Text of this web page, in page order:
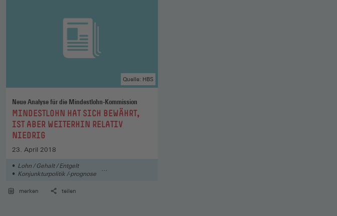
Neue Analyse für die Mindestlohn-Kommission
:MINDESTLOHN HAT SICH BEWÄHRT,
IST ABER WEITERHIN RELATIV
NIEDRIG
Quelle: HBS
23. April 2018
Lohn / Gehalt / Entgelt
Konjunkturpolitik /-prognose
merken
teilen